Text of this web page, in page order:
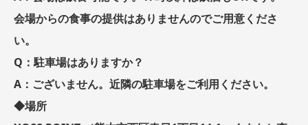
会場からの食事の提供はありませんのでご用意くださ
い。
Q：駐車場はありますか？
A：ございません。近隣の駐車場をご利用ください。
◆場所